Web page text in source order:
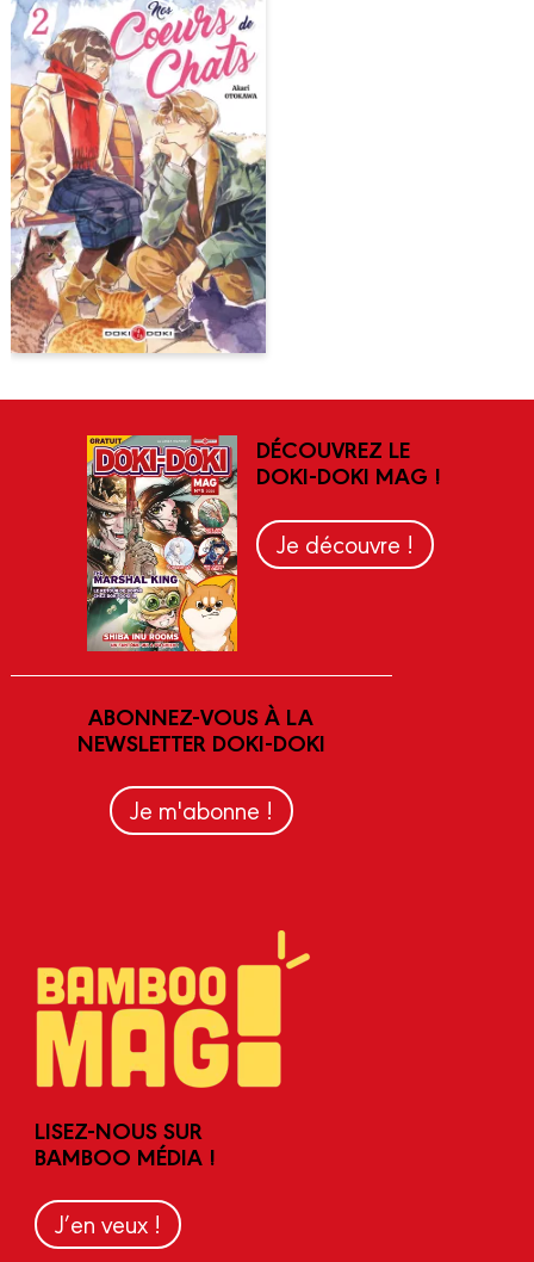
DÉCOUVREZ LE
DOKI-DOKI MAG !
Je découvre !
ABONNEZ-VOUS À LA
NEWSLETTER DOKI-DOKI
Je m'abonne !
LISEZ-NOUS SUR
BAMBOO MÉDIA !
J’en veux !